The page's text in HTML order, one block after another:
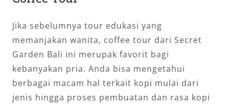
Jika sebelumnya tour edukasi yang
memanjakan wanita, coffee tour dari Secret
Garden Bali ini merupak favorit bagi
kebanyakan pria. Anda bisa mengetahui
berbagai macam hal terkait kopi mulai dari
jenis hingga proses pembuatan dan rasa kopi